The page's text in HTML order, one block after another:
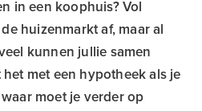
in een koophuis? Vol
huizenmarkt af, maar al
kunnen jullie samen
met een hypotheek als je
moet je verder op